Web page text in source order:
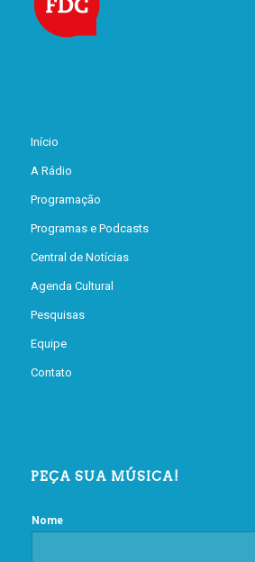
Início
A Rádio
Programação
Programas e Podcasts
Central de Notícias
Agenda Cultural
Pesquisas
Equipe
Contato
PEÇA SUA MÚSICA!
Nome